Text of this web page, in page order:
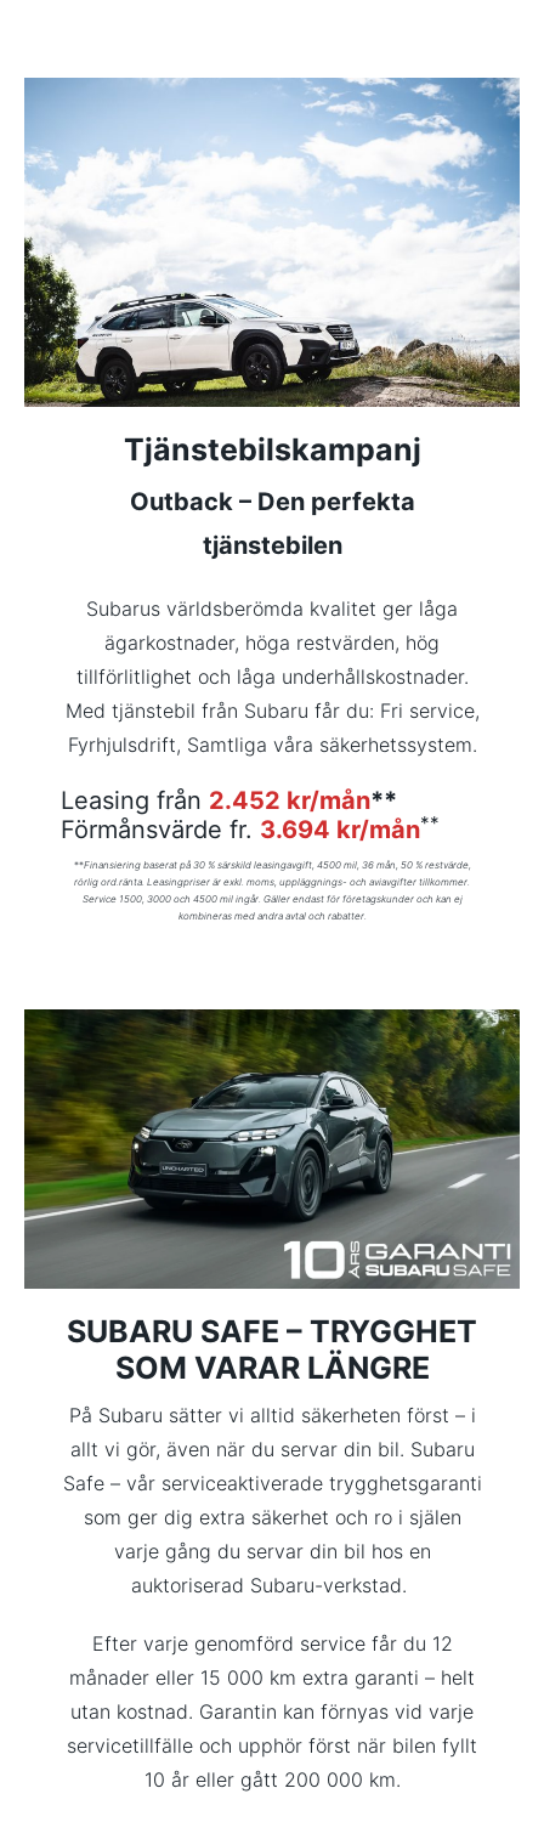
Tjänstebilskampanj
Outback – Den perfekta
tjänstebilen
Subarus världsberömda kvalitet ger låga
ägarkostnader, höga restvärden, hög
tillförlitlighet och låga underhållskostnader.
Med tjänstebil från Subaru får du: Fri service,
Fyrhjulsdrift, Samtliga våra säkerhetssystem.
Leasing från 2.452 kr/mån**
Förmånsvärde fr. 3.694 kr/mån**
**Finansiering baserat på 30 % särskild leasingavgift, 4500 mil, 36 mån, 50 % restvärde,
rörlig ord.ränta. Leasingpriser är exkl. moms, uppläggnings- och aviavgifter tillkommer.
Service 1500, 3000 och 4500 mil ingår. Gäller endast för företagskunder och kan ej
kombineras med andra avtal och rabatter.
SUBARU SAFE – TRYGGHET
SOM VARAR LÄNGRE
På Subaru sätter vi alltid säkerheten först – i
allt vi gör, även när du servar din bil. Subaru
Safe – vår serviceaktiverade trygghetsgaranti
som ger dig extra säkerhet och ro i själen
varje gång du servar din bil hos en
auktoriserad Subaru-verkstad.
Efter varje genomförd service får du 12
månader eller 15 000 km extra garanti – helt
utan kostnad. Garantin kan förnyas vid varje
servicetillfälle och upphör först när bilen fyllt
10 år eller gått 200 000 km.